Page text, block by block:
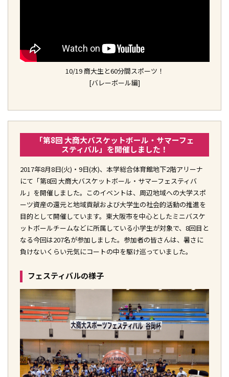
10/19 商大生と60分間スポーツ！
[バレーボール編]
「第8回 大商大バスケットボール・サマーフェ
スティバル」を開催しました！
2017年8月8日(火)・9日(水)、本学総合体育館地下2階アリーナ
にて「第8回 大商大バスケットボール・サマーフェスティバ
ル」を開催しました。このイベントは、周辺地域への大学スポ
ーツ資産の還元と地域貢献および大学生の社会的活動の推進を
目的として開催しています。東大阪市を中心としたミニバスケ
ットボールチームなどに所属している小学生が対象で、8回目と
なる今回は207名が参加しました。参加者の皆さんは、暑さに
負けないくらい元気にコートの中を駆け巡っていました。
フェスティバルの様子